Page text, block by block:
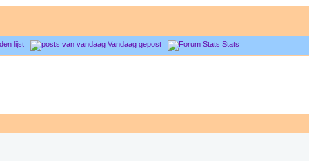
lijst Vandaag gepost Stats